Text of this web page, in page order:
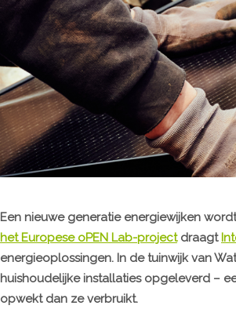
Een nieuwe generatie energiewijken
het Europese oPEN Lab-projectdraagt
energieoplossingen. In de tuinwijk van
huishoudelijke installaties opgeleverd –
opwekt dan ze verbruikt.